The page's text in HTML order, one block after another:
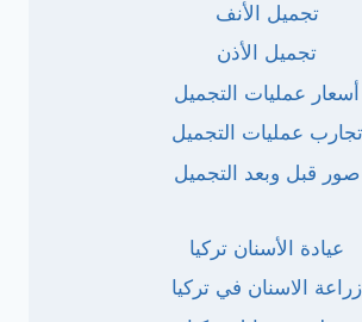
تجميل الأنف
تجميل الأذن
أسعار عمليات التجميل
تجارب عمليات التجميل
صور قبل وبعد التجميل
عيادة الأسنان تركيا
زراعة الاسنان في تركيا